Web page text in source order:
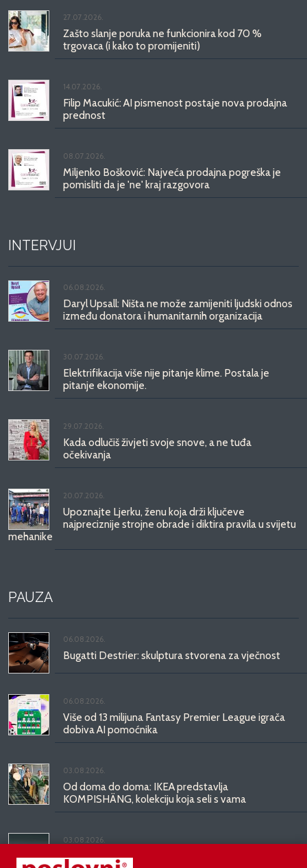
27.07.2026.
Zašto slanje poruka ne funkcionira kod 70 %
trgovaca (i kako to promijeniti)
14.07.2026.
Filip Macukić: AI pismenost postaje nova prodajna
prednost
08.07.2026.
Miljenko Bošković: Najveća prodajna pogreška je
pomisliti da je 'ne' kraj razgovora
INTERVJUI
06.08.2026.
Daryl Upsall: Ništa ne može zamijeniti ljudski odnos
između donatora i humanitarnih organizacija
30.07.2026.
Elektrifikacija više nije pitanje klime. Postala je
pitanje ekonomije.
29.07.2026.
Kada odlučiš živjeti svoje snove, a ne tuđa
očekivanja
20.07.2026.
Upoznajte Ljerku, ženu koja drži ključeve
najpreciznije strojne obrade i diktira pravila u svijetu
mehanike
PAUZA
06.08.2026.
Bugatti Destrier: skulptura stvorena za vječnost
06.08.2026.
Više od 13 milijuna Fantasy Premier League igrača
dobiva AI pomoćnika
03.08.2026.
Od doma do doma: IKEA predstavlja
KOMPISHÄNG, kolekciju koja seli s vama
03.08.2026.
Kineski BYD predstavio luksuznu limuzinu veću od